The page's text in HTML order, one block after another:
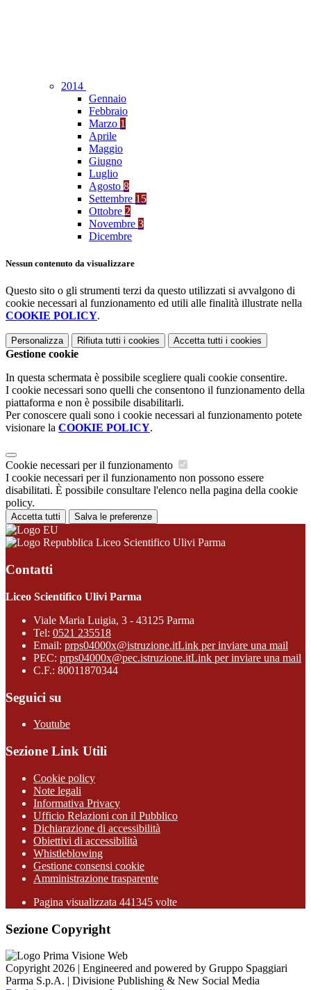
2014
Gennaio
Febbraio
Marzo 1
Aprile
Maggio
Giugno
Luglio
Agosto 8
Settembre 15
Ottobre 2
Novembre 3
Dicembre
Nessun contenuto da visualizzare
Questo sito o gli strumenti terzi da questo utilizzati si avvalgono di
cookie necessari al funzionamento ed utili alle finalità illustrate nella
COOKIE POLICY.
Personalizza Rifiuta tutti i cookies Accetta tutti i cookies
Gestione cookie
In questa schermata è possibile scegliere quali cookie consentire.
I cookie necessari sono quelli che consentono il funzionamento della
piattaforma e non è possibile disabilitarli.
Per conoscere quali sono i cookie necessari al funzionamento potete
visionare la COOKIE POLICY.
Cookie necessari per il funzionamento
I cookie necessari per il funzionamento non possono essere
disabilitati. È possibile consultare l'elenco nella pagina della cookie
policy.
Accetta tutti Salva le preferenze
Liceo Scientifico Ulivi Parma
Contatti
Liceo Scientifico Ulivi Parma
Viale Maria Luigia, 3 - 43125 Parma
Tel: 0521 235518
Email: prps04000x@istruzione.itLink per inviare una mail
PEC: prps04000x@pec.istruzione.itLink per inviare una mail
C.F.: 80011870344
Seguici su
Youtube
Sezione Link Utili
Cookie policy
Note legali
Informativa Privacy
Ufficio Relazioni con il Pubblico
Dichiarazione di accessibilità
Obiettivi di accessibilità
Whistleblowing
Gestione consensi cookie
Amministrazione trasparente
Pagina visualizzata 441345 volte
Sezione Copyright
Copyright 2026 | Engineered and powered by Gruppo Spaggiari
Parma S.p.A. | Divisione Publishing & New Social Media